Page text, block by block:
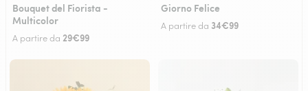
Bouquet del Fiorista -
Multicolor
A partire da 29€99
Giorno Felice
A partire da 34€99